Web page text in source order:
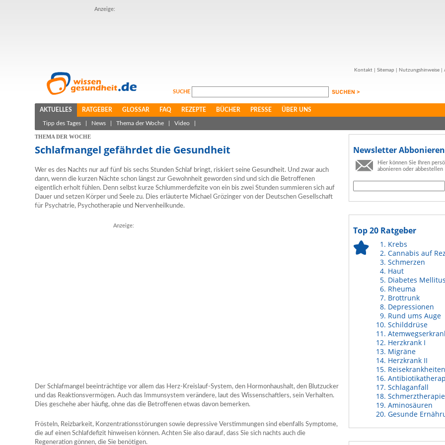
Anzeige:
Kontakt Sitemap Nutzungshinweise
SUCHE
AKTUELLES RATGEBER GLOSSAR FAQ REZEPTE BÜCHER PRESSE ÜBER UNS
Tipp des Tages News Thema der Woche Video
THEMA DER WOCHE
Schlafmangel gefährdet die Gesundheit
Wer es des Nachts nur auf fünf bis sechs Stunden Schlaf bringt, riskiert seine Gesundheit. Und zwar auch
dann, wenn die kurzen Nächte schon längst zur Gewohnheit geworden sind und sich die Betroffenen
eigentlich erholt fühlen. Denn selbst kurze Schlummerdefizite von ein bis zwei Stunden summieren sich auf
Dauer und setzen Körper und Seele zu. Dies erläuterte Michael Grözinger von der Deutschen Gesellschaft
für Psychatrie, Psychotherapie und Nervenheilkunde.
Anzeige:
Der Schlafmangel beeinträchtige vor allem das Herz-Kreislauf-System, den Hormonhaushalt, den Blutzucker
und das Reaktionsvermögen. Auch das Immunsystem verändere, laut des Wissenschaftlers, sein Verhalten.
Dies geschehe aber häufig, ohne das die Betroffenen etwas davon bemerken.
Frösteln, Reizbarkeit, Konzentrationsstörungen sowie depressive Verstimmungen sind ebenfalls Symptome,
die auf einen Schlafdefizit hinweisen können. Achten Sie also darauf, dass Sie sich nachts auch die
Regeneration gönnen, die Sie benötigen.
Newsletter Abbonieren
Hier können Sie Ihren
abonieren oder abbestellen
Top 20 Ratgeber
Krebs
Cannabis auf
Schmerzen
Haut
Diabetes Mellitus
Rheuma
Brottrunk
Depressionen
Rund ums Auge
Schilddrüse
Herzkrank I
Migräne
Herzkrank II
Reisekrankheiten
Schlaganfall
Schmerztherapie
Aminosäuren
Gesunde